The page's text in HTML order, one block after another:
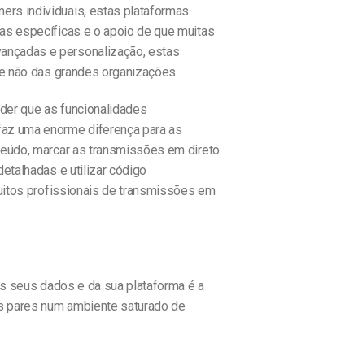
individuais, estas plataformas
específicas e o apoio de que muitas
e personalização, estas
não das grandes organizações.
que as funcionalidades
uma enorme diferença para as
marcar as transmissões em direto
e utilizar código
profissionais de transmissões em
seus dados e da sua plataforma é a
num ambiente saturado de